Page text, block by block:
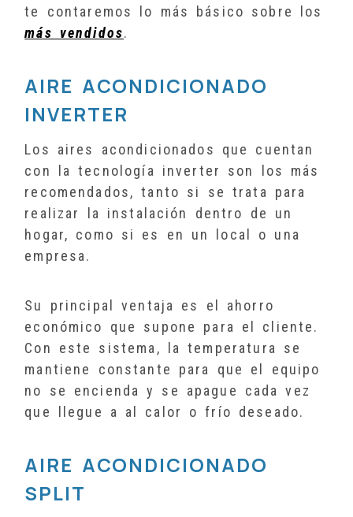
te contaremos lo más básico sobre los
más vendidos.
AIRE ACONDICIONADO
INVERTER
Los aires acondicionados que cuentan
con la tecnología inverter son los más
recomendados, tanto si se trata para
realizar la instalación dentro de un
hogar, como si es en un local o una
empresa.
Su principal ventaja es el ahorro
económico que supone para el cliente.
Con este sistema, la temperatura se
mantiene constante para que el equipo
no se encienda y se apague cada vez
que llegue a al calor o frío deseado.
AIRE ACONDICIONADO
SPLIT